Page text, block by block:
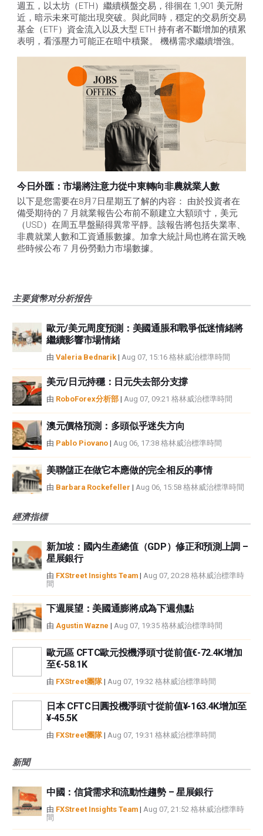
週五，以太坊（ETH）繼續橫盤交易，徘徊在 1,901 美元附
近，暗示未來可能出現突破。與此同時，穩定的交易所交易
基金（ETF）資金流入以及大型 ETH 持有者不斷增加的積累
表明，看漲壓力可能正在暗中積聚。 機構需求繼續增強。
今日外匯：市場將注意力從中東轉向非農就業人數
以下是您需要在8月7日星期五了解的内容： 由於投資者在
備受期待的 7 月就業報告公布前不願建立大額頭寸，美元
（USD）在周五早盤顯得異常平靜。該報告將包括失業率、
非農就業人數和工資通脹數據。加拿大統計局也將在當天晚
些時候公布 7 月份勞動力市場數據。
主要貨幣对分析报告
歐元/美元周度預測：美國通脹和戰爭低迷情緒將
繼續影響市場情緒
由 Valeria Bednarik | Aug 07, 15:16 格林威治標準時間
美元/日元持穩：日元失去部分支撐
由 RoboForex分析部 | Aug 07, 09:21 格林威治標準時間
澳元價格預測：多頭似乎迷失方向
由 Pablo Piovano | Aug 06, 17:38 格林威治標準時間
美聯儲正在做它本應做的完全相反的事情
由 Barbara Rockefeller | Aug 06, 15:58 格林威治標準時間
經濟指標
新加坡：國內生產總值（GDP）修正和預測上調 –
星展銀行
由 FXStreet Insights Team | Aug 07, 20:28 格林威治標準時
間
下週展望：美國通膨將成為下週焦點
由 Agustin Wazne | Aug 07, 19:35 格林威治標準時間
歐元區 CFTC歐元投機淨頭寸從前值€-72.4K增加
至€-58.1K
由 FXStreet團隊| Aug 07, 19:32 格林威治標準時間
日本 CFTC日圓投機淨頭寸從前值¥-163.4K增加至
¥-45.5K
由 FXStreet團隊| Aug 07, 19:31 格林威治標準時間
新聞
中國：信貸需求和流動性趨勢 – 星展銀行
由 FXStreet Insights Team | Aug 07, 21:52 格林威治標準時
間